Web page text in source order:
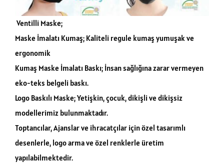
Ventilli Maske;
Maske İmalatı Kumaş; Kaliteli regule kumaş yumuşak ve
ergonomik
Kumaş Maske İmalatı Baskı; İnsan sağlığına zarar vermeyen
eko-teks belgeli baskı.
Logo Baskılı Maske; Yetişkin, çocuk, dikişli ve dikişsiz
modellerimiz bulunmaktadır.
Toptancılar, Ajanslar ve ihracatçılar için özel tasarımlı
desenlerle, logo arma ve özel renklerle üretim
yapılabilmektedir.